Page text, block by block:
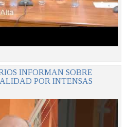
INFORMAN SOBRE
POR INTENSAS